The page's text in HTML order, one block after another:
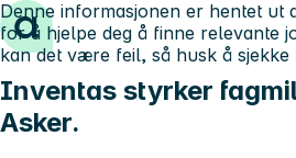
Hopp til innhold
Inventas styrker
Asker.
Denne informasjonen er hentet ut
for å hjelpe deg å finne relevante
kan det være feil, så husk å sjekke